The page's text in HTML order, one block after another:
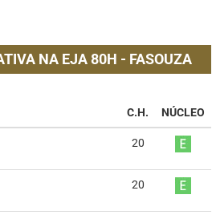
NA EJA 80H - FASOUZA
C.H. NÚCLEO
20
20